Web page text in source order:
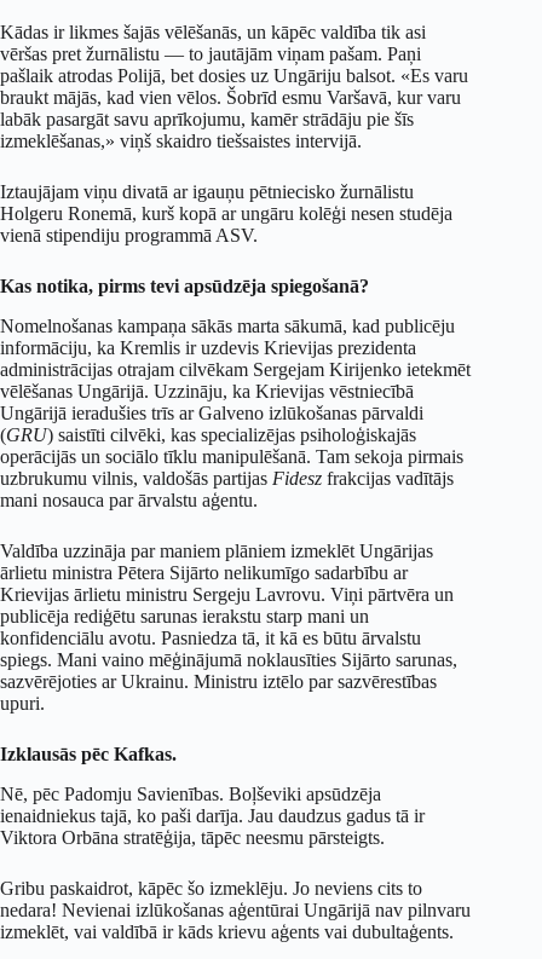
Kādas ir likmes šajās vēlēšanās, un kāpēc valdība tik asi
vēršas pret žurnālistu — to jautājām viņam pašam. Paņi
pašlaik atrodas Polijā, bet dosies uz Ungāriju balsot. «Es varu
braukt mājās, kad vien vēlos. Šobrīd esmu Varšavā, kur varu
labāk pasargāt savu aprīkojumu, kamēr strādāju pie šīs
izmeklēšanas,» viņš skaidro tiešsaistes intervijā.
Iztaujājam viņu divatā ar igauņu pētniecisko žurnālistu
Holgeru Ronemā, kurš kopā ar ungāru kolēģi nesen studēja
vienā stipendiju programmā ASV.
Kas notika, pirms tevi apsūdzēja spiegošanā?
Nomelnošanas kampaņa sākās marta sākumā, kad publicēju
informāciju, ka Kremlis ir uzdevis Krievijas prezidenta
administrācijas otrajam cilvēkam Sergejam Kirijenko ietekmēt
vēlēšanas Ungārijā. Uzzināju, ka Krievijas vēstniecībā
Ungārijā ieradušies trīs ar Galveno izlūkošanas pārvaldi
(GRU) saistīti cilvēki, kas specializējas psiholoģiskajās
operācijās un sociālo tīklu manipulēšanā. Tam sekoja pirmais
uzbrukumu vilnis, valdošās partijas Fidesz frakcijas vadītājs
mani nosauca par ārvalstu aģentu.
Valdība uzzināja par maniem plāniem izmeklēt Ungārijas
ārlietu ministra Pētera Sijārto nelikumīgo sadarbību ar
Krievijas ārlietu ministru Sergeju Lavrovu. Viņi pārtvēra un
publicēja rediģētu sarunas ierakstu starp mani un
konfidenciālu avotu. Pasniedza tā, it kā es būtu ārvalstu
spiegs. Mani vaino mēģinājumā noklausīties Sijārto sarunas,
sazvērējoties ar Ukrainu. Ministru iztēlo par sazvērestības
upuri.
Izklausās pēc Kafkas.
Nē, pēc Padomju Savienības. Boļševiki apsūdzēja
ienaidniekus tajā, ko paši darīja. Jau daudzus gadus tā ir
Viktora Orbāna stratēģija, tāpēc neesmu pārsteigts.
Gribu paskaidrot, kāpēc šo izmeklēju. Jo neviens cits to
nedara! Nevienai izlūkošanas aģentūrai Ungārijā nav pilnvaru
izmeklēt, vai valdībā ir kāds krievu aģents vai dubultaģents.